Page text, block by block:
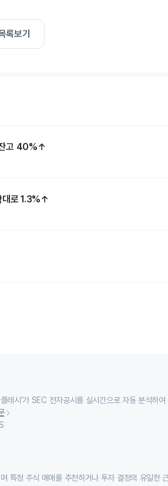
록보기
잔고 40%↑
대로 1.3%↑
래시’가 SEC 전자공시를 실시간으로 자동 분석하
특정 주식 매매를 추천하거나 투자 결정의 유일한